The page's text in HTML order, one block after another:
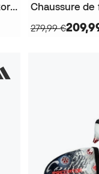
Chaussure de football adidas Predator Elite FT AG
279,99 €